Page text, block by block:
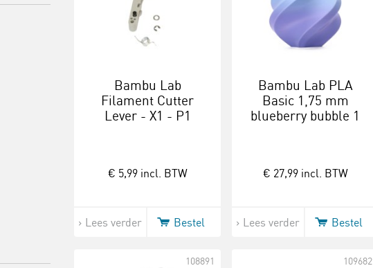
Bambu Lab
Filament Cutter
Lever - X1 - P1
€ 5,99 incl. BTW
Lees verder Bestel
Bambu Lab PLA
Basic 1,75 mm
blueberry bubble 1
€ 27,99 incl. BTW
Lees verder Bestel
108891 109682